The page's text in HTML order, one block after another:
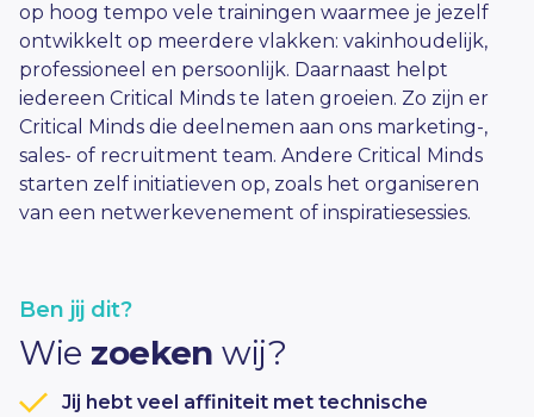
op hoog tempo vele trainingen waarmee je jezelf
ontwikkelt op meerdere vlakken: vakinhoudelijk,
professioneel en persoonlijk. Daarnaast helpt
iedereen Critical Minds te laten groeien. Zo zijn er
Critical Minds die deelnemen aan ons marketing-,
sales- of recruitment team. Andere Critical Minds
starten zelf initiatieven op, zoals het organiseren
van een netwerkevenement of inspiratiesessies.
Ben jij dit?
Wie zoeken wij?
Jij hebt veel affiniteit met technische